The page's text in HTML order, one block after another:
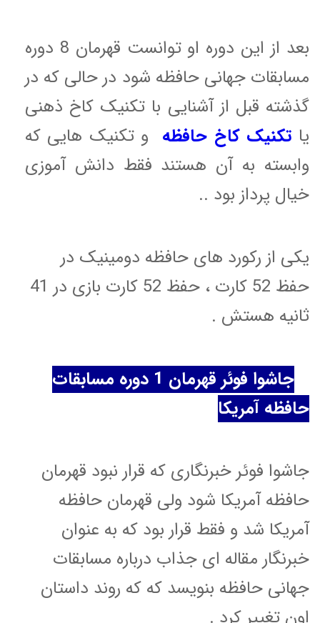
بعد از این دوره او توانست قهرمان 8 دوره
مسابقات جهانی حافظه شود در حالی که در
گذشته قبل از آشنایی با تکنیک کاخ ذهنی
یا تکنیک کاخ حافظه و تکنیک هایی که
وابسته به آن هستند فقط دانش آموزی
خیال پرداز بود ..
یکی از رکورد های حافظه دومینیک در
حفظ 52 کارت ، حفظ 52 کارت بازی در 41
ثانیه هستش .
جاشوا فوئر قهرمان 1 دوره مسابقات
حافظه آمریکا
جاشوا فوئر خبرنگاری که قرار نبود قهرمان
حافظه آمریکا شود ولی قهرمان حافظه
آمریکا شد و فقط قرار بود که به عنوان
خبرنگار مقاله ای جذاب درباره مسابقات
جهانی حافظه بنویسد که که روند داستان